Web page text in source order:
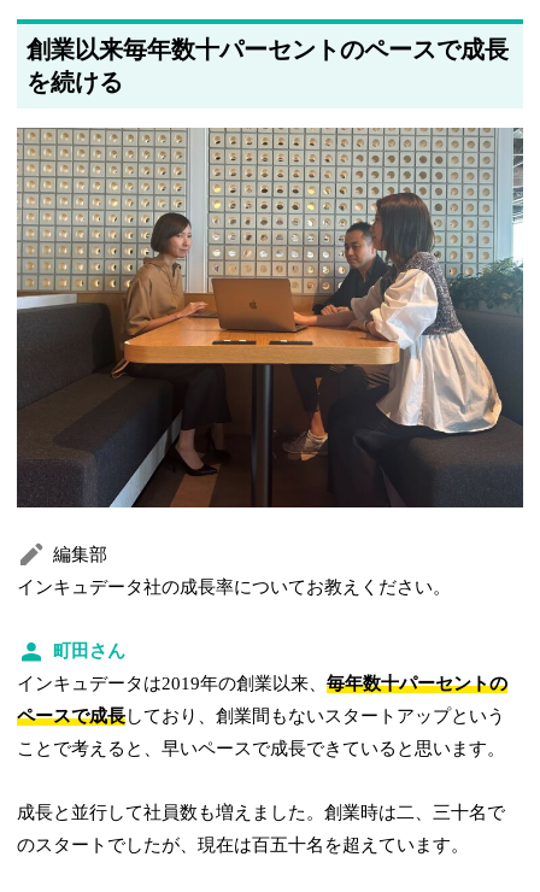
創業以来毎年数十パーセントのペースで成長
を続ける
編集部
インキュデータ社の成長率についてお教えください。
町田さん
インキュデータは2019年の創業以来、毎年数十パーセントの
ペースで成長しており、創業間もないスタートアップという
ことで考えると、早いペースで成長できていると思います。
成長と並行して社員数も増えました。創業時は二、三十名で
のスタートでしたが、現在は百五十名を超えています。